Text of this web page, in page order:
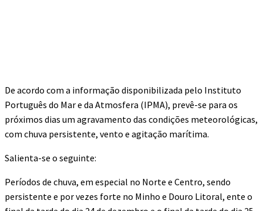
De acordo com a informação disponibilizada pelo Instituto
Português do Mar e da Atmosfera (IPMA), prevê-se para os
próximos dias um agravamento das condições meteorológicas,
com chuva persistente, vento e agitação marítima.
Salienta-se o seguinte:
Períodos de chuva, em especial no Norte e Centro, sendo
persistente e por vezes forte no Minho e Douro Litoral, ente o